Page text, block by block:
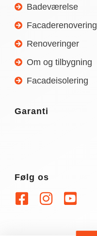
Badeværelse
Facaderenovering
Renoveringer
Om og tilbygning
Facadeisolering
Garanti
Følg os